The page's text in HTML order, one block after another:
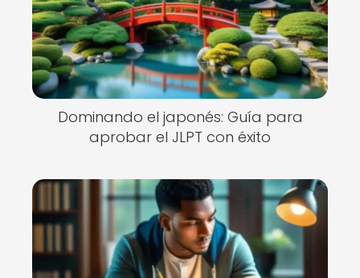
Dominando el japonés: Guía para
aprobar el JLPT con éxito